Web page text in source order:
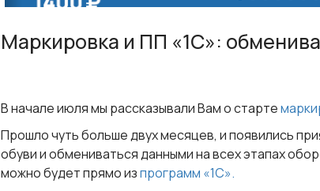
Маркировка и ПП «1С»:
В начале июля мы рассказывали Вам о старте
Прошло чуть больше двух месяцев, и появились
обуви и обмениваться данными на всех этапах
можно будет прямо изпрограмм «1С».